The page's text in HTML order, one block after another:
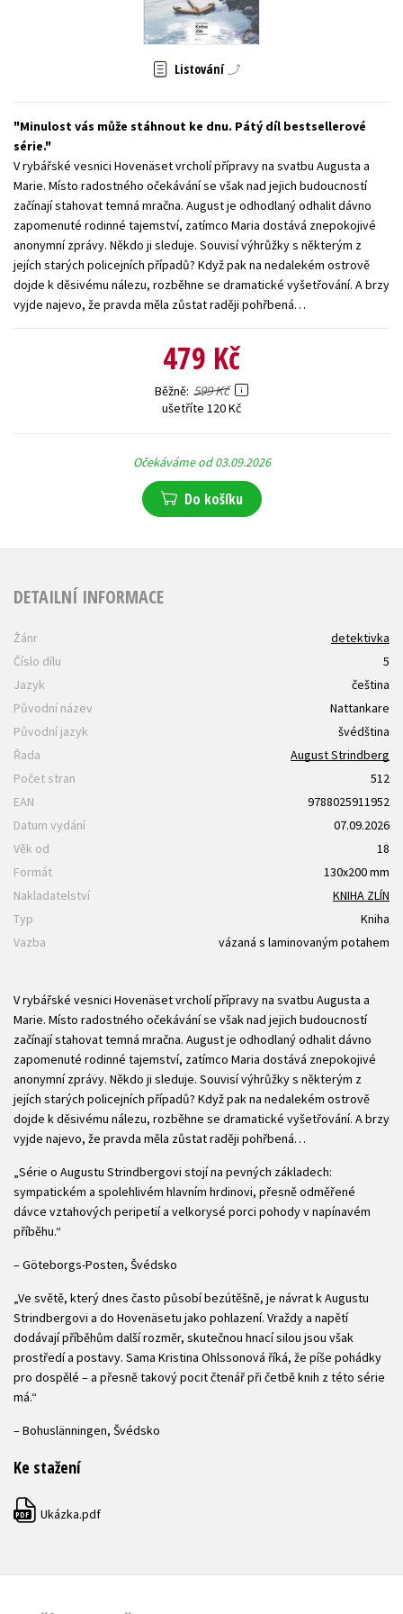
Zahraniční literatura
Všechny tituly
Listování
Minulost vás může stáhnout ke dnu. Pátý díl bestsellerové
série.
V rybářské vesnici Hovenäset vrcholí přípravy na svatbu Augusta a
Marie. Místo radostného očekávání se však nad jejich budoucností
začínají stahovat temná mračna. August je odhodlaný odhalit dávno
zapomenuté rodinné tajemství, zatímco Maria dostává znepokojivé
anonymní zprávy. Někdo ji sleduje. Souvisí výhrůžky s některým z
jejích starých policejních případů? Když pak na nedalekém ostrově
dojde k děsivému nálezu, rozběhne se dramatické vyšetřování. A brzy
vyjde najevo, že pravda měla zůstat raději pohřbená…
479 Kč
Běžně 599 Kč
ušetříte 120 Kč
Očekáváme od 03.09.2026
Do košíku
DETAILNÍ INFORMACE
Žánr
detektivka
Číslo dílu
5
Jazyk
čeština
Původní název
Nattankare
Původní jazyk
švédština
Řada
August Strindberg
Počet stran
512
EAN
9788025911952
Datum vydání
07.09.2026
Věk od
18
Formát
130x200 mm
Nakladatelství
KNIHA ZLÍN
Typ
Kniha
Vazba
vázaná s laminovaným potahem
V rybářské vesnici Hovenäset vrcholí přípravy na svatbu Augusta a
Marie. Místo radostného očekávání se však nad jejich budoucností
začínají stahovat temná mračna. August je odhodlaný odhalit dávno
zapomenuté rodinné tajemství, zatímco Maria dostává znepokojivé
anonymní zprávy. Někdo ji sleduje. Souvisí výhrůžky s některým z
jejích starých policejních případů? Když pak na nedalekém ostrově
dojde k děsivému nálezu, rozběhne se dramatické vyšetřování. A brzy
vyjde najevo, že pravda měla zůstat raději pohřbená…
„Série o Augustu Strindbergovi stojí na pevných základech:
sympatickém a spolehlivém hlavním hrdinovi, přesně odměřené
dávce vztahových peripetií a velkorysé porci pohody v napínavém
příběhu.“
– Göteborgs-Posten, Švédsko
„Ve světě, který dnes často působí bezútěšně, je návrat k Augustu
Strindbergovi a do Hovenäsetu jako pohlazení. Vraždy a napětí
dodávají příběhům další rozměr, skutečnou hnací silou jsou však
prostředí a postavy. Sama Kristina Ohlssonová říká, že píše pohádky
pro dospělé – a přesně takový pocit čtenář při četbě knih z této série
má.“
– Bohuslänningen, Švédsko
Ke stažení
PDF Ukázka.pdf